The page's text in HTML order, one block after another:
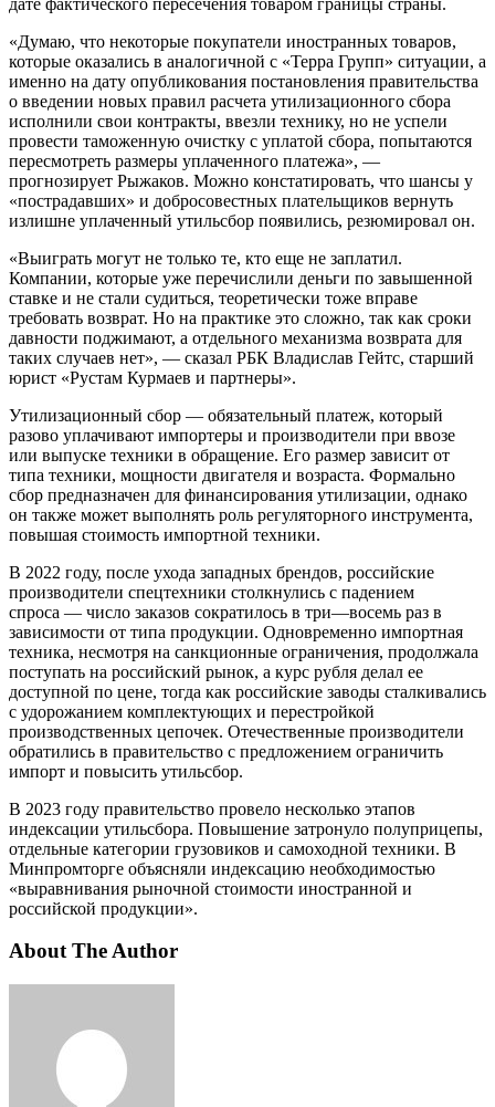
«Думаю, что некоторые покупатели иностранных товаров,
которые оказались в аналогичной с «Терра Групп» ситуации, а
именно на дату опубликования постановления правительства
о введении новых правил расчета утилизационного сбора
исполнили свои контракты, ввезли технику, но не успели
провести таможенную очистку с уплатой сбора, попытаются
пересмотреть размеры уплаченного платежа», —
прогнозирует Рыжаков. Можно констатировать, что шансы у
«пострадавших» и добросовестных плательщиков вернуть
излишне уплаченный утильсбор появились, резюмировал он.
«Выиграть могут не только те, кто еще не заплатил.
Компании, которые уже перечислили деньги по завышенной
ставке и не стали судиться, теоретически тоже вправе
требовать возврат. Но на практике это сложно, так как сроки
давности поджимают, а отдельного механизма возврата для
таких случаев нет», — сказал РБК Владислав Гейтс, старший
юрист «Рустам Курмаев и партнеры».
Утилизационный сбор — обязательный платеж, который
разово уплачивают импортеры и производители при ввозе
или выпуске техники в обращение. Его размер зависит от
типа техники, мощности двигателя и возраста. Формально
сбор предназначен для финансирования утилизации, однако
он также может выполнять роль регуляторного инструмента,
повышая стоимость импортной техники.
В 2022 году, после ухода западных брендов, российские
производители спецтехники столкнулись с падением
спроса — число заказов сократилось в три—восемь раз в
зависимости от типа продукции. Одновременно импортная
техника, несмотря на санкционные ограничения, продолжала
поступать на российский рынок, а курс рубля делал ее
доступной по цене, тогда как российские заводы сталкивались
с удорожанием комплектующих и перестройкой
производственных цепочек. Отечественные производители
обратились в правительство с предложением ограничить
импорт и повысить утильсбор.
В 2023 году правительство провело несколько этапов
индексации утильсбора. Повышение затронуло полуприцепы,
отдельные категории грузовиков и самоходной техники. В
Минпромторге объясняли индексацию необходимостью
«выравнивания рыночной стоимости иностранной и
российской продукции».
About The Author